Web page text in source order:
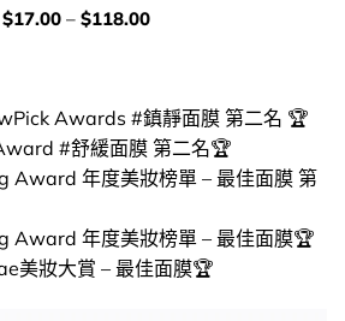
價
$17.00– $118.00
Awards #鎮靜面膜 第二名 🏆
#舒緩面膜 第二名🏆
Award 年度美妝榜單 – 最佳面膜 第
Award 年度美妝榜單 – 最佳面膜🏆
美妝大賞 – 最佳面膜🏆